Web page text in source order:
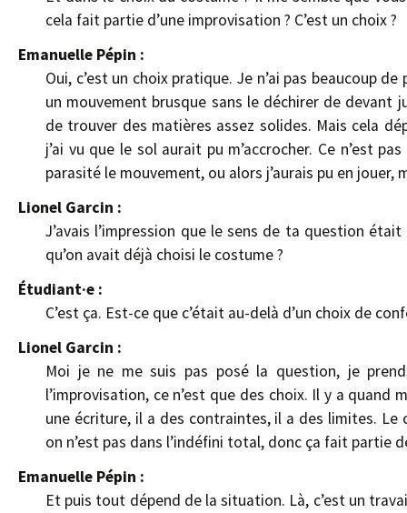
cela fait partie d’une improvisation ? C’est un choix ?
Emanuelle Pépin :
Oui, c’est un choix pratique. Je n’ai pas beaucoup
un mouvement brusque sans le déchirer de devant
de trouver des matières assez solides. Mais cela
j’ai vu que le sol aurait pu m’accrocher. Ce n’est
parasité le mouvement, ou alors j’aurais pu en jouer,
Lionel Garcin :
J’avais l’impression que le sens de ta question
qu’on avait déjà choisi le costume ?
Étudiant·e :
C’est ça. Est-ce que c’était au-delà d’un choix de
Lionel Garcin :
Moi je ne me suis pas posé la question, je
l’improvisation, ce n’est que des choix. Il y a
une écriture, il a des contraintes, il a des limites. Le
on n’est pas dans l’indéfini total, donc ça fait partie
Emanuelle Pépin :
Et puis tout dépend de la situation. Là, c’est un